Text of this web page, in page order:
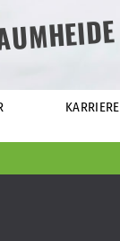
KARRIERE